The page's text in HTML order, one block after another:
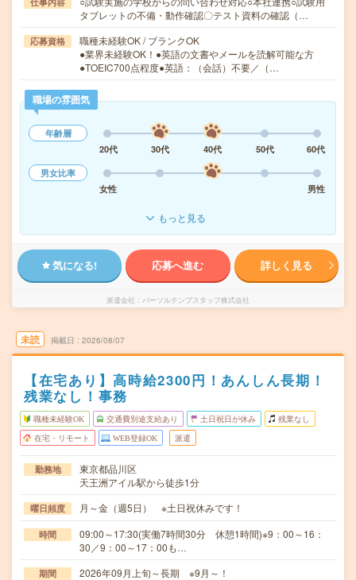
タブレットの不備・動作確認〇テスト資料の確認（…
応募資格
職種未経験OK / ブランクOK
●業界未経験OK！●英語の文書やメールを読解可能な方
●TOEIC700点程度●英語：（会話）不要／（…
職場の雰囲気
年齢層
20代
30代 40代 50代
60代
男女比率
女性
男性
もっと見る
気になる! 応募へ進む 詳しく見る
派遣会社 パーソルテンプスタッフ株式会社
未読 掲載日 2026/08/07
【在宅あり】高時給2300円！あんしん長期！
残業なし！事務
職種未経験OK 交通費別途支給あり 土日祝日が休み 残業なし
在宅・リモート WEB登録OK 派遣
勤務地
東京都品川区
天王洲アイル駅から徒歩1分
曜日頻度 月～金（週5日） ※土日祝休みです！
時間
09:00～17:30(実働7時間30分 休憩1時間)※9：00～16：
30／9：00～17：00も…
期間 2026年09月上旬～長期 ※9月～！